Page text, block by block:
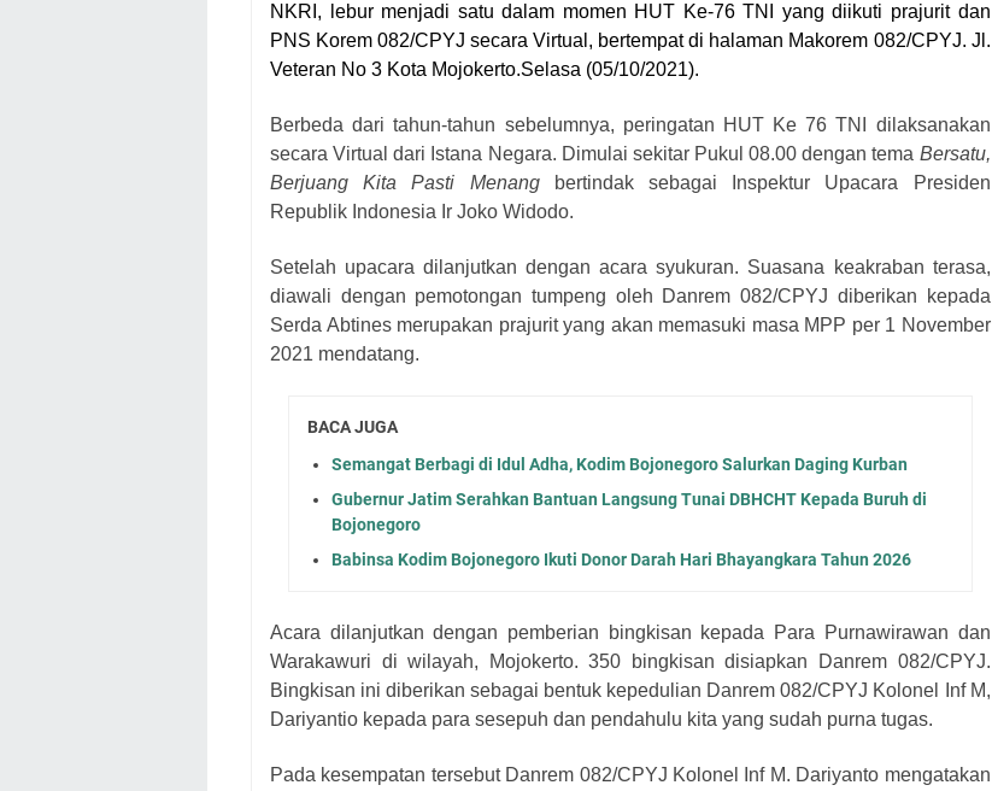
NKRI, lebur menjadi satu dalam momen HUT Ke-76 TNI yang diikuti prajurit dan
PNS Korem 082/CPYJ secara Virtual, bertempat di halaman Makorem 082/CPYJ. Jl.
Veteran No 3 Kota Mojokerto.Selasa (05/10/2021).
Berbeda dari tahun-tahun sebelumnya, peringatan HUT Ke 76 TNI dilaksanakan
secara Virtual dari Istana Negara. Dimulai sekitar Pukul 08.00 dengan tema Bersatu,
Berjuang Kita Pasti Menangbertindak sebagai Inspektur Upacara Presiden
Republik Indonesia Ir Joko Widodo.
Setelah upacara dilanjutkan dengan acara syukuran. Suasana keakraban terasa,
diawali dengan pemotongan tumpeng oleh Danrem 082/CPYJ diberikan kepada
Serda Abtines merupakan prajurit yang akan memasuki masa MPP per 1 November
2021 mendatang.
BACA JUGA
Semangat Berbagi di Idul Adha, Kodim Bojonegoro Salurkan Daging Kurban
Gubernur Jatim Serahkan Bantuan Langsung Tunai DBHCHT Kepada Buruh di
Bojonegoro
Babinsa Kodim Bojonegoro Ikuti Donor Darah Hari Bhayangkara Tahun 2026
Acara dilanjutkan dengan pemberian bingkisan kepada Para Purnawirawan dan
Warakawuri di wilayah, Mojokerto. 350 bingkisan disiapkan Danrem 082/CPYJ.
Bingkisan ini diberikan sebagai bentuk kepedulian Danrem 082/CPYJ Kolonel Inf M,
Dariyantio kepada para sesepuh dan pendahulu kita yang sudah purna tugas.
Pada kesempatan tersebut Danrem 082/CPYJ Kolonel Inf M. Dariyanto mengatakan